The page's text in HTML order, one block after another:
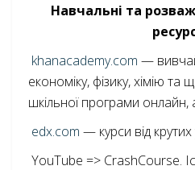
Навчальні та
khanacademy.com —
економіку, фізику, хімію та
шкільної програми
edx.com — курси від
YouTube => CrashCourse.